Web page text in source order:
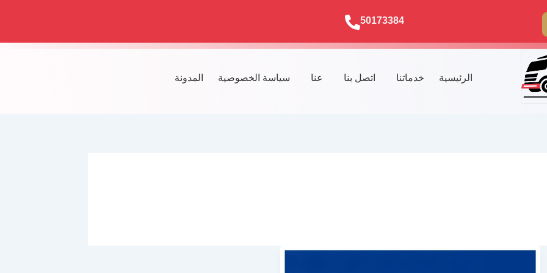
50173384
الرئيسية خدماتنا اتصل بنا عنا سياسة الخصوصية المدونة